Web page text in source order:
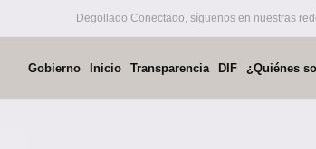
Degollado Conectado, síguenos en nuestras
Gobierno Inicio Transparencia DIF ¿Quiénes